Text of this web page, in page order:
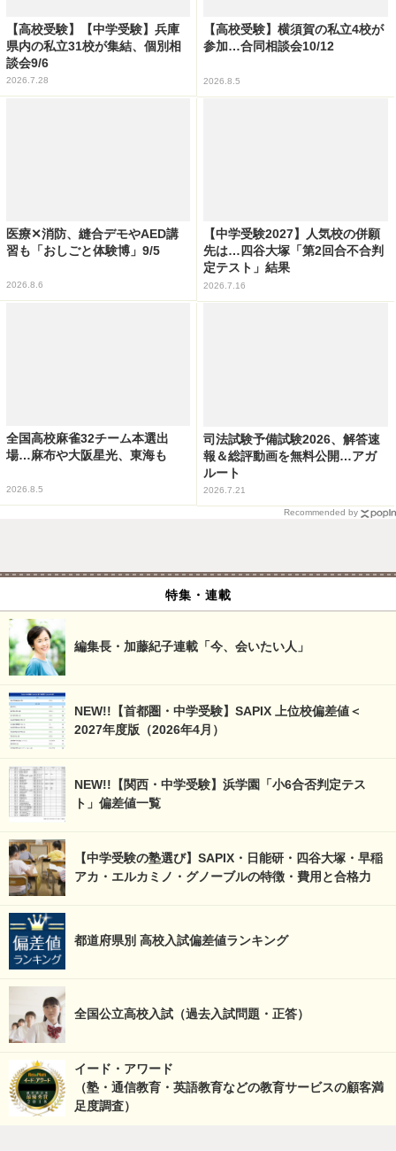
【高校受験】【中学受験】兵庫
県内の私立31校が集結、個別相
談会9/6
2026.7.28
【高校受験】横須賀の私立4校が
参加…合同相談会10/12
2026.8.5
医療✕消防、縫合デモやAED講
習も「おしごと体験博」9/5
2026.8.6
【中学受験2027】人気校の併願
先は…四谷大塚「第2回合不合判
定テスト」結果
2026.7.16
全国高校麻雀32チーム本選出
場…麻布や大阪星光、東海も
2026.8.5
司法試験予備試験2026、解答速
報＆総評動画を無料公開…アガ
ルート
2026.7.21
Recommended by
特集・連載
編集長・加藤紀子連載「今、会いたい人」
NEW!!【首都圏・中学受験】SAPIX 上位校偏差値＜
2027年度版（2026年4月）
NEW!!【関西・中学受験】浜学園「小6合否判定テス
ト」偏差値一覧
【中学受験の塾選び】SAPIX・日能研・四谷大塚・早稲
アカ・エルカミノ・グノーブルの特徴・費用と合格力
都道府県別 高校入試偏差値ランキング
全国公立高校入試（過去入試問題・正答）
イード・アワード
（塾・通信教育・英語教育などの教育サービスの顧客満
足度調査）